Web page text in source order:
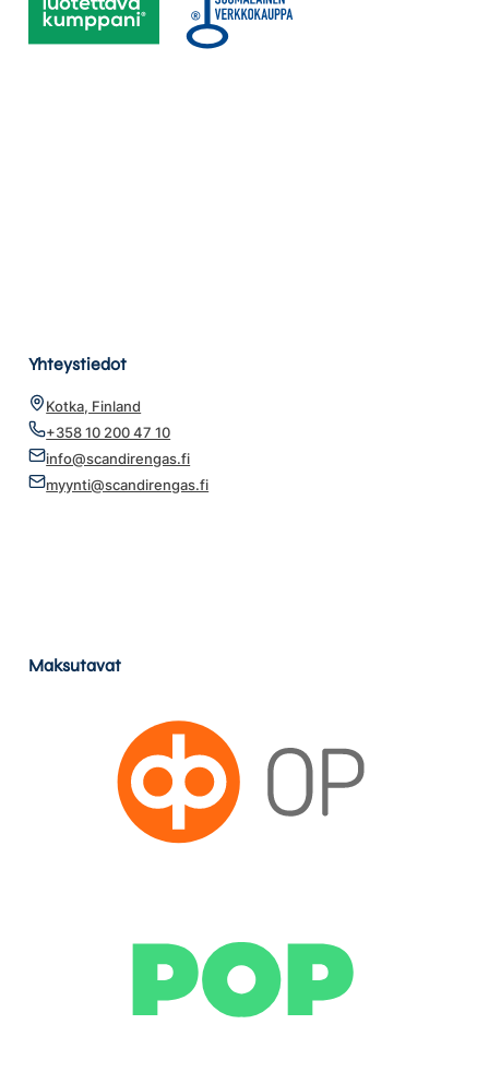
Yhteystiedot
Kotka, Finland
+358 10 200 47 10
info@scandirengas.fi
myynti@scandirengas.fi
Maksutavat